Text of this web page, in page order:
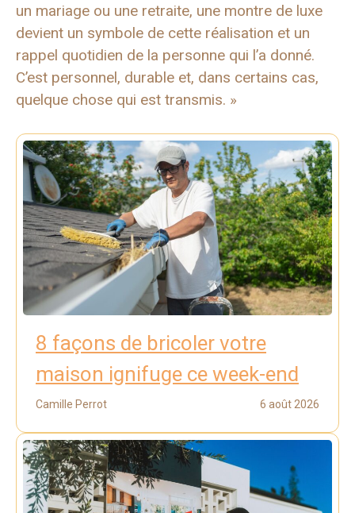
un mariage ou une retraite, une montre de luxe
devient un symbole de cette réalisation et un
rappel quotidien de la personne qui l’a donné.
C’est personnel, durable et, dans certains cas,
quelque chose qui est transmis. »
8 façons de bricoler votre
maison ignifuge ce week-end
Camille Perrot 6 août 2026